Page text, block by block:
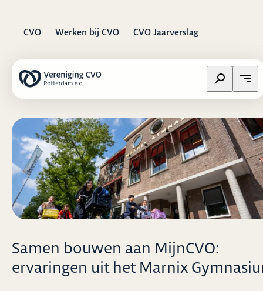
CVO Werken bij CVO CVO Jaarverslag
Zoeken op
Samen bouwen aan MijnCVO:
ervaringen uit het Marnix